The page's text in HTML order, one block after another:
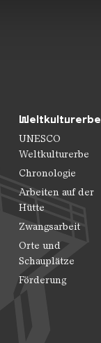
Weltkulturerbe
UNESCO
Weltkulturerbe
Chronologie
Arbeiten auf der
Hütte
Zwangsarbeit
Orte und
Schauplätze
Förderung